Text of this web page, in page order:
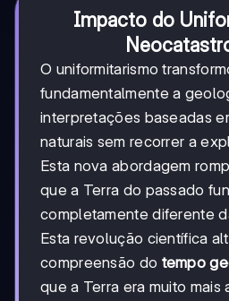
Impacto do
O uniformitarismo
fundamentalmente a
interpretações baseadas
naturais sem recorrer a
Esta nova abordagem
que a Terra do passado
completamente diferente
Esta revolução científica
compreensão do tempo
que a Terra era muito mais